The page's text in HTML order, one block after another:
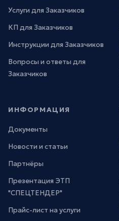
Услуги для Заказчиков
КП для Заказчиков
Инструкции для Заказчиков
Вопросы и ответы для
Заказчиков
ИНФОРМАЦИЯ
Документы
Новости и статьи
Партнёры
Презентация ЭТП
"СПЕЦТЕНДЕР"
Прайс-лист на услуги